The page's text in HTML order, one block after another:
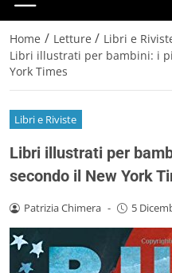
Home / Letture / Libri e
Libri illustrati per bambini: i
York Times
Libri e Riviste
Libri illustrati per
secondo il New York
Patrizia Chimera - 5